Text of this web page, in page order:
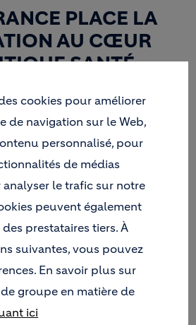
PLACE LA
AU CŒUR
SANTÉ
DU
DE
DE
EST DE
LA VIGILANCE
TOUS LES
LA
DE TOUS,
LES
ET GARANTIR LA
cookies pour améliorer
de navigation sur le Web,
personnalisé, pour
de médias
le trafic sur notre
peuvent également
prestataires tiers. À
suivantes, vous pouvez
En savoir plus sur
groupe en matière de
ici